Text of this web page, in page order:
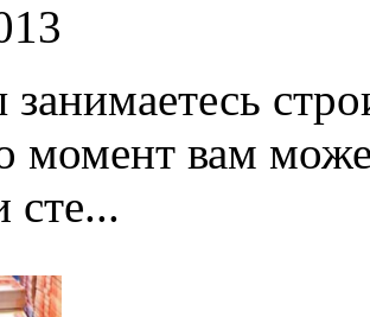
момент вам
сте...